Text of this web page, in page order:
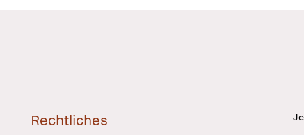
Rechtliches